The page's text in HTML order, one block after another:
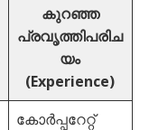
കുറഞ്ഞ
പ്രവൃത്തിപരിച
യം
(Experience)
കോർപ്പറേറ്റ്